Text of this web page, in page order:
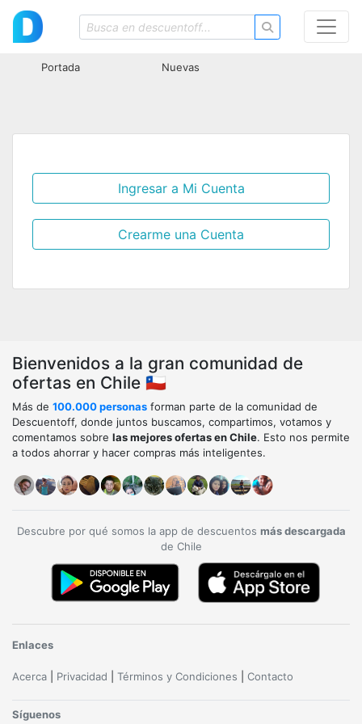
Portada Nuevas
Ingresar a Mi Cuenta
Crearme una Cuenta
Bienvenidos a la gran comunidad de
ofertas en Chile 🇨🇱
Más de 100.000 personas forman parte de la comunidad de
Descuentoff, donde juntos buscamos, compartimos, votamos y
comentamos sobre las mejores ofertas en Chile. Esto nos permite
a todos ahorrar y hacer compras más inteligentes.
Descubre por qué somos la app de descuentos más descargada
de Chile
Enlaces
Acerca Privacidad Términos y Condiciones Contacto
Síguenos